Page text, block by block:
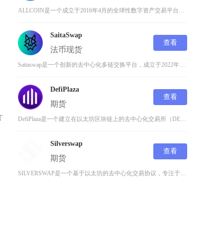
ALLCOIN是一个成立于2016年4月的全球性数字资产交易平台，致力于为区块链项目提供最
SaitaSwap
法币现货
查看
Saitaswap是一个创新的去中心化多链交换平台，成立于2022年，为加密货币爱好者提供
DefiPlaza
期货
查看
DefiPlaza是一个建立在以太坊区块链上的去中心化交易所（DEX），诞生于去中心化金融
Silverswap
期货
查看
SILVERSWAP是一个基于以太坊的去中心化交易协议，专注于为体育和娱乐行业提供去中心化